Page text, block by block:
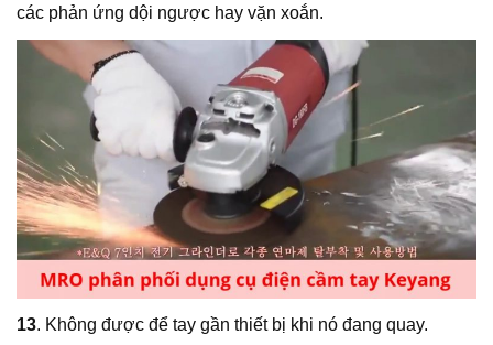
các phản ứng dội ngược hay vặn xoắn.
13. Không được để tay gần thiết bị khi nó đang quay.